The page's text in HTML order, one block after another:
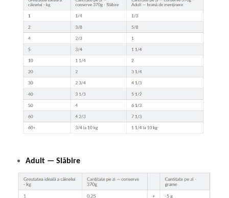
Adult — Slăbire